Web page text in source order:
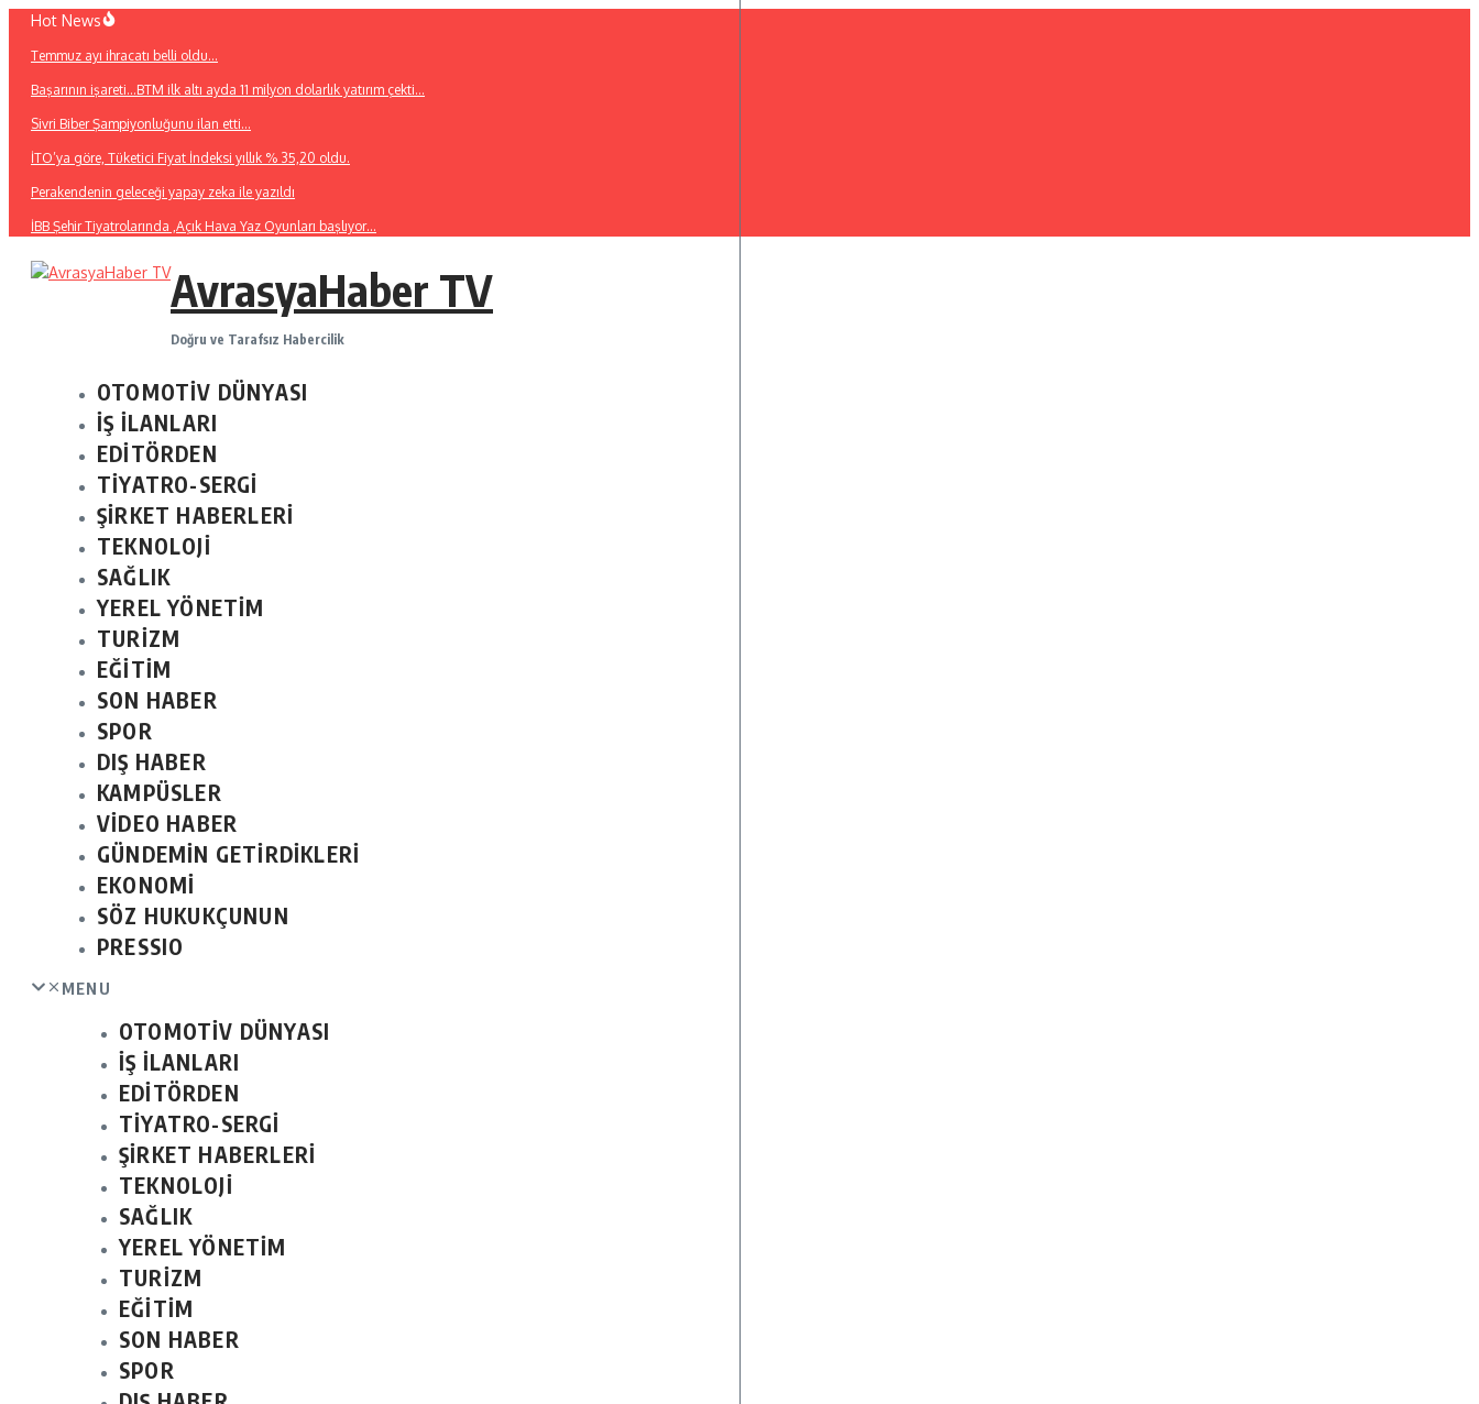
İçeriğe
Hot News
Temmuz ayı ihracatı belli oldu…
Başarının işareti…BTM ilk altı ayda 11 milyon dolarlık yatırım çekti…
Sivri Biber Şampiyonluğunu ilan etti…
İTO’ya göre, Tüketici Fiyat İndeksi yıllık % 35,20 oldu.
Perakendenin geleceği yapay zeka ile yazıldı
İBB Şehir Tiyatrolarında ,Açık Hava Yaz Oyunları başlıyor…
AvrasyaHaber TV
Doğru ve Tarafsız Habercilik
OTOMOTİV DÜNYASI
İŞ İLANLARI
EDİTÖRDEN
TİYATRO-SERGİ
ŞİRKET HABERLERİ
TEKNOLOJİ
SAĞLIK
YEREL YÖNETİM
TURİZM
EĞİTİM
SON HABER
SPOR
DIŞ HABER
KAMPÜSLER
VİDEO HABER
GÜNDEMİN GETİRDİKLERİ
EKONOMİ
SÖZ HUKUKÇUNUN
PRESSIO
MENU
OTOMOTİV DÜNYASI
İŞ İLANLARI
EDİTÖRDEN
TİYATRO-SERGİ
ŞİRKET HABERLERİ
TEKNOLOJİ
SAĞLIK
YEREL YÖNETİM
TURİZM
EĞİTİM
SON HABER
SPOR